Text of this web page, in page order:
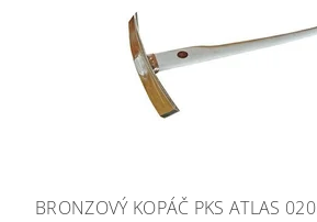
BRONZOVÝ KOPÁČ PKS ATLAS 020